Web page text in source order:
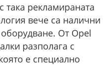
така рекламираната
вече са налични
От Opel
разполага с
е специално